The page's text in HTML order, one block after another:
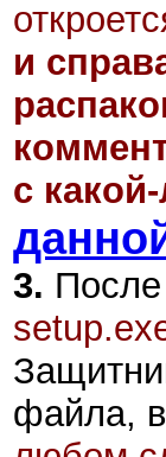
и
с
3. После
файла,